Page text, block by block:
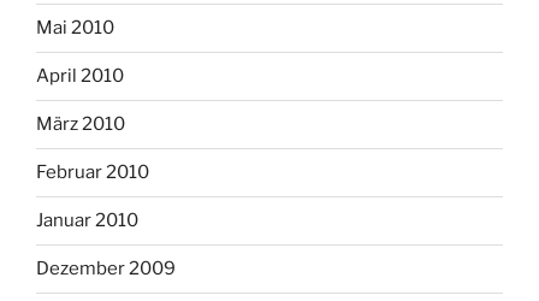
Mai 2010
April 2010
März 2010
Februar 2010
Januar 2010
Dezember 2009